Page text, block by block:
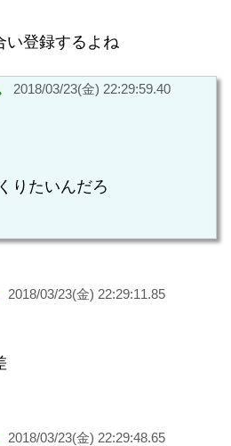
い登録するよね
2018/03/23(金) 22:29:59.40
りたいんだろ
2018/03/23(金) 22:29:11.85
2018/03/23(金) 22:29:48.65